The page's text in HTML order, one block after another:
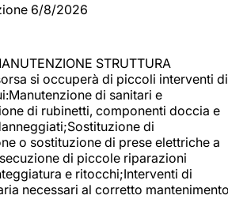
6/8/2026
STRUTTURA
si occuperà di piccoli interventi di
di sanitari e
di rubinetti, componenti doccia e
di
o sostituzione di prese elettriche a
di piccole riparazioni
e ritocchi;Interventi di
necessari al corretto